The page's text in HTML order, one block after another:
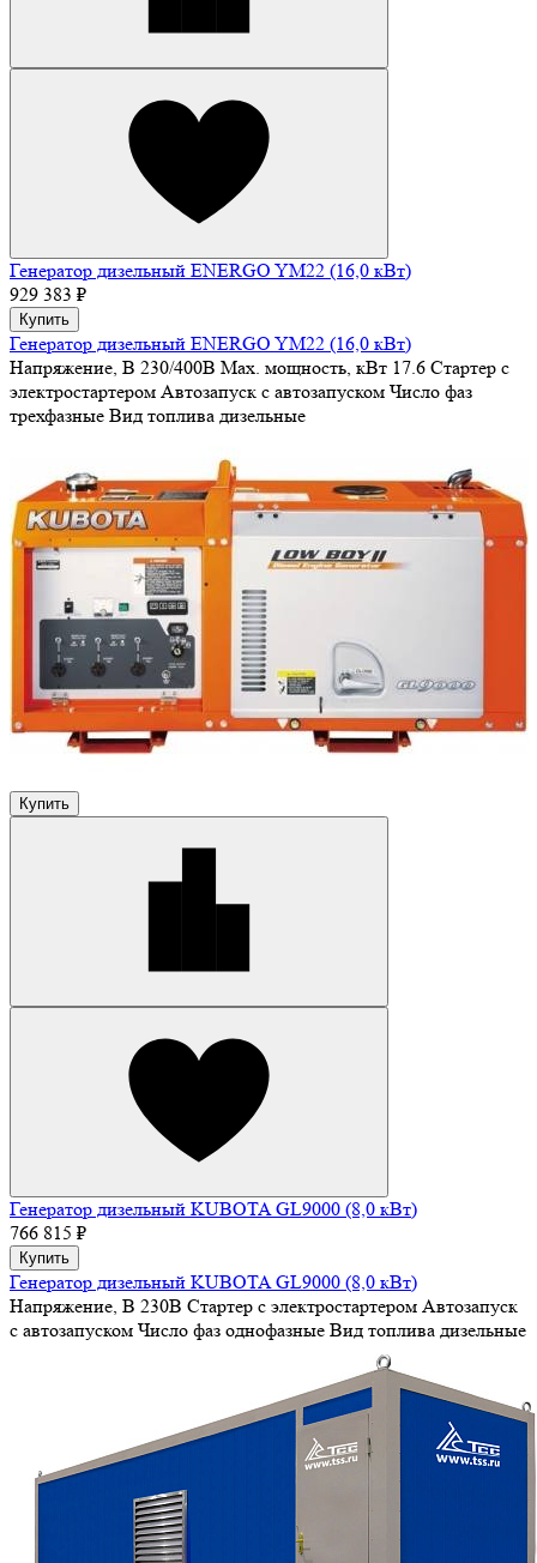
Генератор дизельный ENERGO YM22 (16,0 кВт)
929 383 ₽
Купить
Генератор дизельный ENERGO YM22 (16,0 кВт)
Напряжение, В 230/400В Max. мощность, кВт 17.6 Стартер с
электростартером Автозапуск с автозапуском Число фаз
трехфазные Вид топлива дизельные
Купить
Генератор дизельный KUBOTA GL9000 (8,0 кВт)
766 815 ₽
Купить
Генератор дизельный KUBOTA GL9000 (8,0 кВт)
Напряжение, В 230В Стартер с электростартером Автозапуск
с автозапуском Число фаз однофазные Вид топлива дизельные